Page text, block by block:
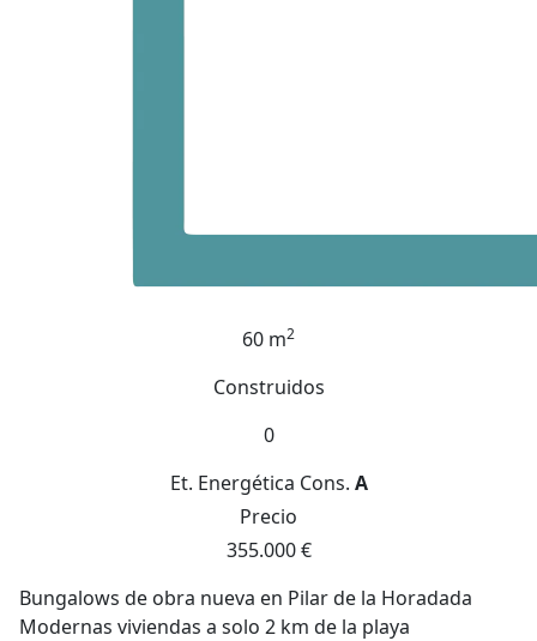
60 m2
Construidos
0
Et. Energética Cons. A
Precio
355.000 €
Bungalows de obra nueva en Pilar de la Horadada
Modernas viviendas a solo 2 km de la playa